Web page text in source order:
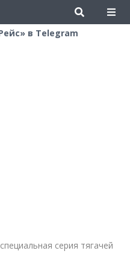
в Telegram
серия тягачей